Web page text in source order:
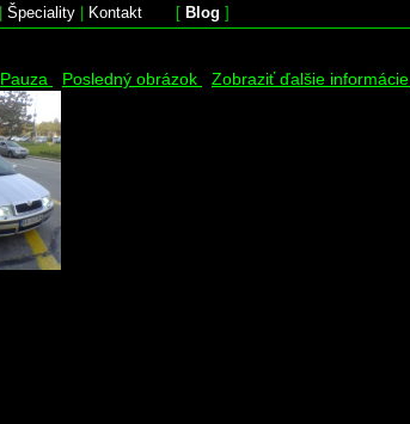
Špeciality Kontakt [ Blog ]
Pauza Posledný obrázok Zobraziť ďalšie informácie